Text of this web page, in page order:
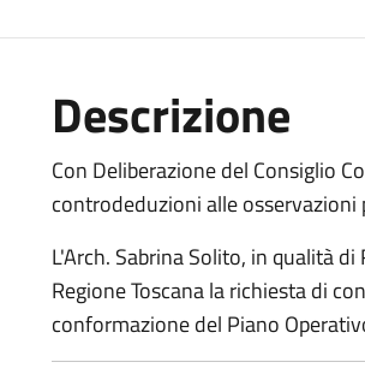
Descrizione
Con Deliberazione del Consiglio
controdeduzioni alle osservazioni
L'Arch. Sabrina Solito, in qualità
Regione Toscana la richiesta di
conformazione del Piano